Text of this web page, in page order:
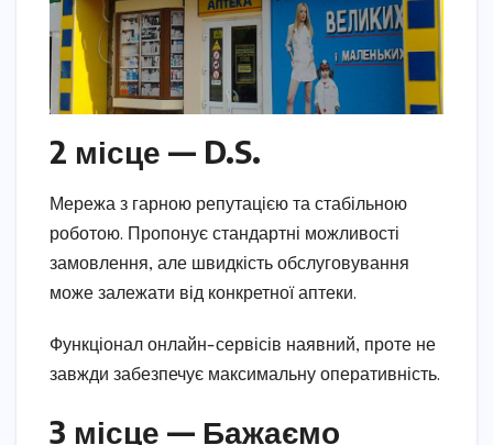
2 місце — D.S.
Мережа з гарною репутацією та стабільною
роботою. Пропонує стандартні можливості
замовлення, але швидкість обслуговування
може залежати від конкретної аптеки.
Функціонал онлайн-сервісів наявний, проте не
завжди забезпечує максимальну оперативність.
3 місце — Бажаємо